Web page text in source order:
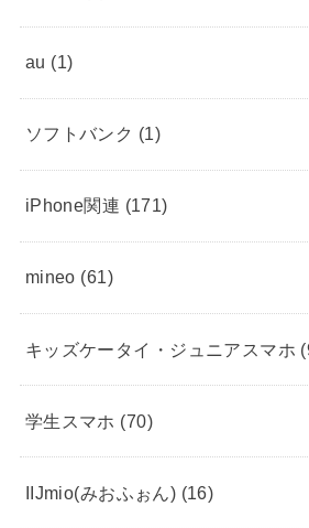
au (1)
ソフトバンク (1)
iPhone関連 (171)
mineo (61)
キッズケータイ・ジュニアスマホ
学生スマホ (70)
IIJmio(みおふぉん) (16)